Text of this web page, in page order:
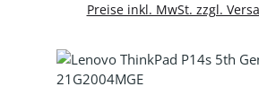
Preise inkl. MwSt. zzgl.